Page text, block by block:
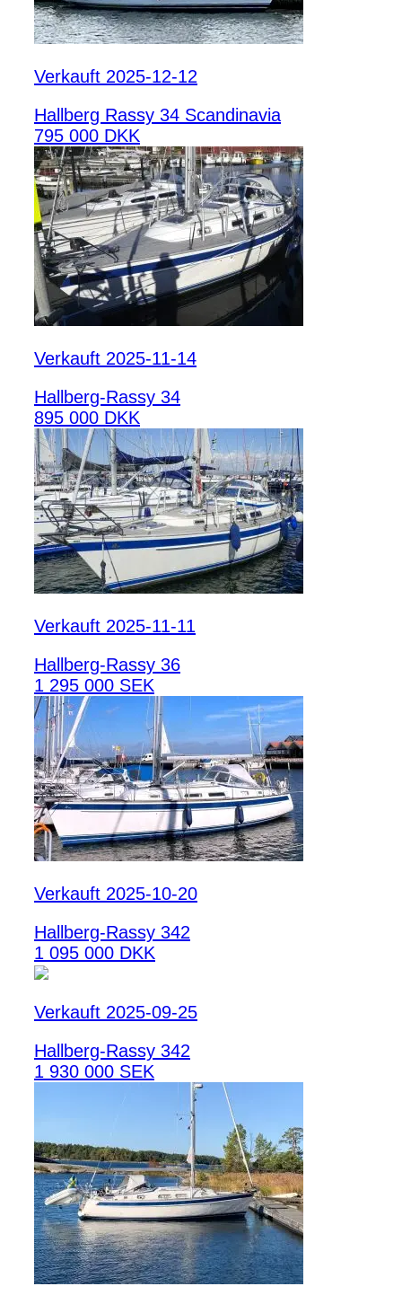
Verkauft 2025-12-12
Hallberg Rassy 34 Scandinavia
795 000 DKK
Verkauft 2025-11-14
Hallberg-Rassy 34
895 000 DKK
Verkauft 2025-11-11
Hallberg-Rassy 36
1 295 000 SEK
Verkauft 2025-10-20
Hallberg-Rassy 342
1 095 000 DKK
Verkauft 2025-09-25
Hallberg-Rassy 342
1 930 000 SEK